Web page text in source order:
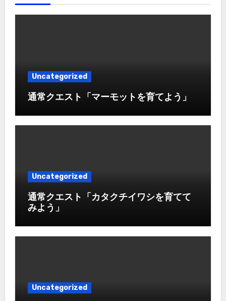
Uncategorized
通常クエスト「マーモットを育てよう」
Uncategorized
通常クエスト「カタクチイワシを育てて
みよう」
Uncategorized